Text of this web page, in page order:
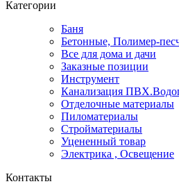
Категории
Баня
Бетонные, Полимер-
Все для дома и дачи
Заказные позиции
Инструмент
Канализация
Отделочные материалы
Пиломатериалы
Стройматериалы
Уцененный товар
Электрика , Освещение
Контакты